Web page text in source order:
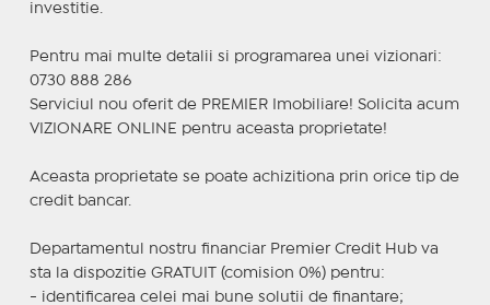
investitie.
Pentru mai multe detalii si programarea unei vizionari:
0730 888 286
Serviciul nou oferit de PREMIER Imobiliare! Solicita acum
VIZIONARE ONLINE pentru aceasta proprietate!
Aceasta proprietate se poate achizitiona prin orice tip de
credit bancar.
Departamentul nostru financiar Premier Credit Hub va
sta la dispozitie GRATUIT (comision 0%) pentru:
- identificarea celei mai bune solutii de finantare;